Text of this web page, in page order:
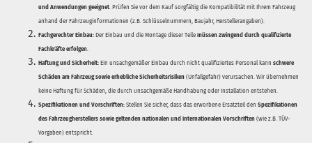
und Anwendungen geeignet. Prüfen Sie vor dem Kauf sorgfältig die Kompatibilität mit Ihrem Fahrzeug
anhand der Fahrzeuginformationen (z.B. Schlüsselnummern, Baujahr, Herstellerangaben).
Fachgerechter Einbau: Der Einbau und die Montage dieser Teile müssen zwingend durch qualifizierte
Fachkräfte erfolgen.
Haftung und Sicherheit: Ein unsachgemäßer Einbau durch nicht qualifiziertes Personal kann schwere
Schäden am Fahrzeug sowie erhebliche Sicherheitsrisiken (Unfallgefahr) verursachen. Wir übernehmen
keine Haftung für Schäden, die durch unsachgemäße Handhabung oder Installation entstehen.
Spezifikationen und Vorschriften: Stellen Sie sicher, dass das erworbene Ersatzteil den Spezifikationen
des Fahrzeugherstellers sowie geltenden nationalen und internationalen Vorschriften (wie z.B. TÜV-
Vorgaben) entspricht.